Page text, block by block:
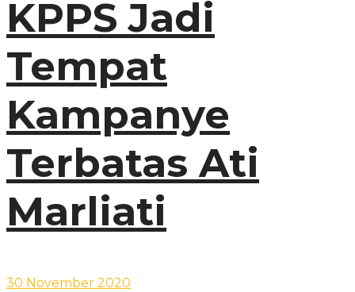
KPPS Jadi
Tempat
Kampanye
Terbatas Ati
Marliati
30 November 2020